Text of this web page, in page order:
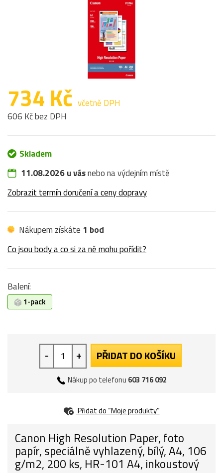
734 Kč včetně DPH
606 Kč bez DPH
Skladem
11.08.2026 u vásnebo na výdejním místě
Zobrazit termín doručení a ceny dopravy
Nákupem získáte 1 bod
Co jsou body a co si za ně mohu pořídit?
Balení:
1-pack
- + PŘIDAT DO KOŠÍKU
Nákup po telefonu 603 716 092
Přidat do “Moje produkty”
Canon High Resolution Paper, foto
papír, speciálně vyhlazený, bílý, A4, 106
g/m2, 200 ks, HR-101 A4, inkoustový